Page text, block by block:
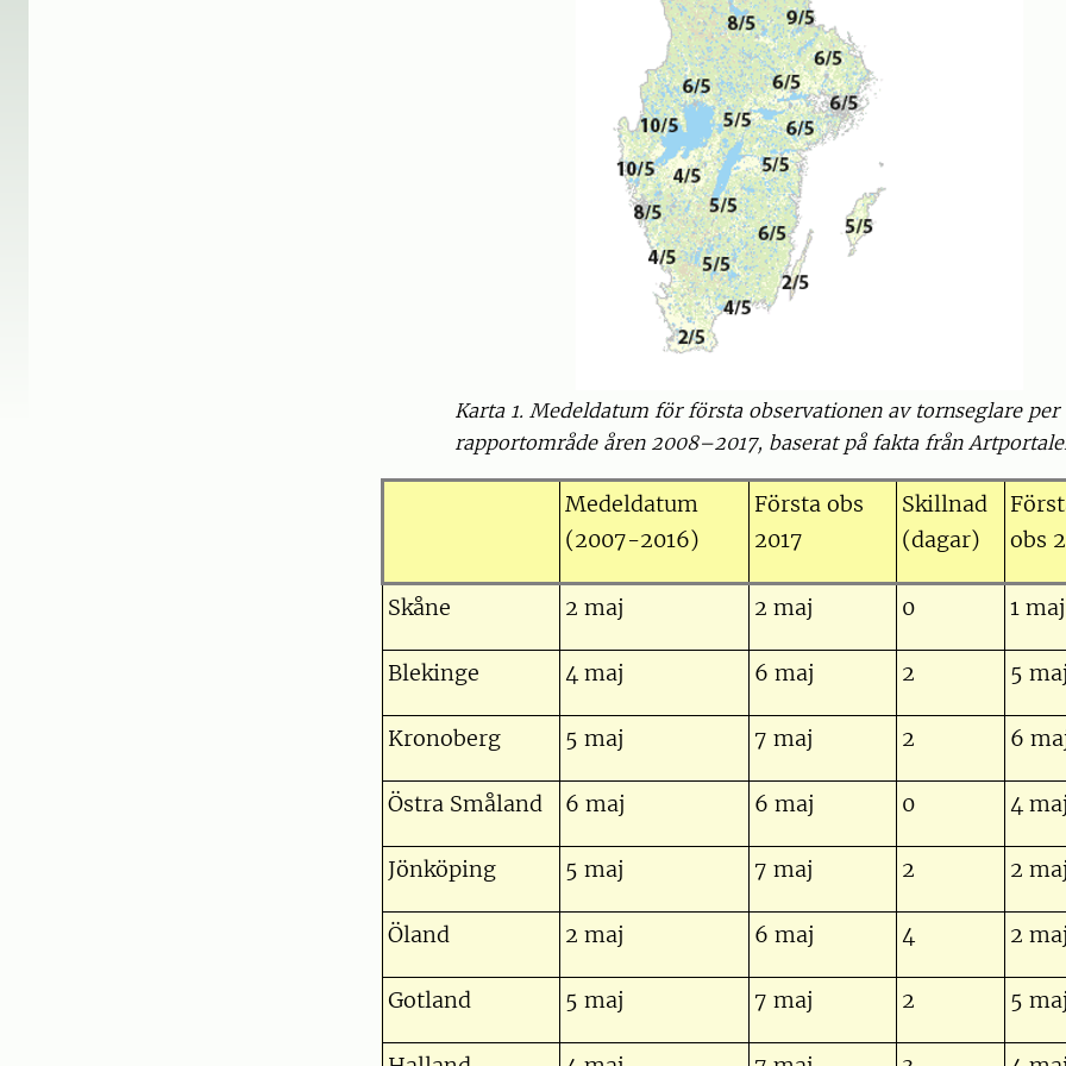
Karta 1. Medeldatum för första observationen av tornseglare per
rapportområde åren 2008–2017, baserat på fakta från
Medeldatum
(2007-2016)
Första obs
2017
Skillnad
(dagar)
obs
Skåne 2 maj 2 maj 0 1 maj
Blekinge 4 maj 6 maj 2 5 maj
Kronoberg 5 maj 7 maj 2 6
Östra Småland 6 maj 6 maj 0 4 maj
Jönköping 5 maj 7 maj 2 2 maj
Öland 2 maj 6 maj 4 2 maj
Gotland 5 maj 7 maj 2 5 maj